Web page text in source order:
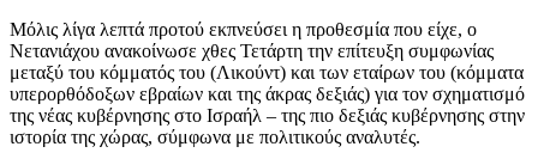
Μόλις λίγα λεπτά προτού εκπνεύσει η προθεσμία που είχε, ο
Νετανιάχου ανακοίνωσε χθες Τετάρτη την επίτευξη συμφωνίας
μεταξύ του κόμματός του (Λικούντ) και των εταίρων του (κόμματα
υπερορθόδοξων εβραίων και της άκρας δεξιάς) για τον σχηματισμό
της νέας κυβέρνησης στο Ισραήλ – της πιο δεξιάς κυβέρνησης στην
ιστορία της χώρας, σύμφωνα με πολιτικούς αναλυτές.